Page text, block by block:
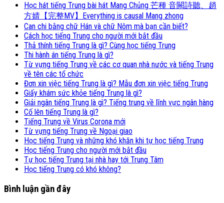
Học hát tiếng Trung bài hát Mang Chủng 芒種 音闕詩聽、趙
方婧【完整MV】Everything is causal Mang zhong
Can chi bằng chữ Hán và chữ Nôm mà bạn cần biết?
Cách học tiếng Trung cho người mới bắt đầu
Thả thính tiếng Trung là gì? Cùng học tiếng Trung
Thi hành án tiếng Trung là gì?
Từ vựng tiếng Trung về các cơ quan nhà nước và tiếng Trung
về tên các tổ chức
Đơn xin việc tiếng Trung là gì? Mẫu đơn xin việc tiếng Trung
Giấy khám sức khỏe tiếng Trung là gì?
Giải ngân tiếng Trung là gì? Tiếng trung về lĩnh vực ngân hàng
Cố lên tiếng Trung là gì?
Tiếng Trung về Virus Corona mới
Từ vựng tiếng Trung về Ngoại giao
Học tiếng Trung và những khó khăn khi tự học tiếng Trung
Học tiếng Trung cho người mới bắt đầu
Tự học tiếng Trung tại nhà hay tới Trung Tâm
Học tiếng Trung có khó không?
Bình luận gần đây